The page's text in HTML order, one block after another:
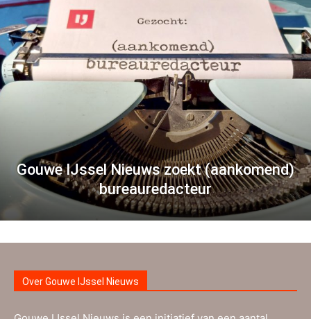
Gouwe IJssel Nieuws zoekt (aankomend)
bureauredacteur
Over Gouwe IJssel Nieuws